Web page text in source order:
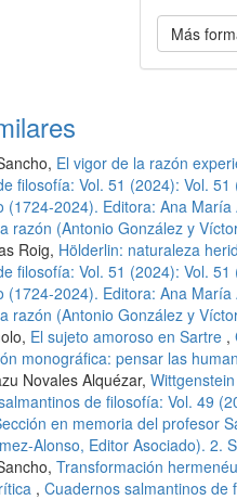
Más
El vigor de la razón
filosofía: Vol. 51 (2024): Vol.
(1724-2024). Editora: Ana
razón (Antonio González y
Roig, Hölderlin: naturaleza
filosofía: Vol. 51 (2024): Vol.
(1724-2024). Editora: Ana
razón (Antonio González y
El sujeto amoroso en Sartre ,
monográfica: pensar las
Novales Alquézar,
de filosofía: Vol. 49
en memoria del profesor
Alonso, Editor Asociado). 2.
Transformación
, Cuadernos salmantinos de